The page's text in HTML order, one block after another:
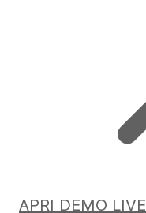
APRI DEMO LIVE